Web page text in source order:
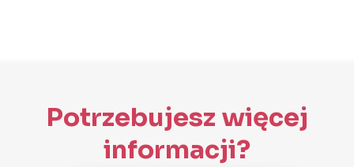
Potrzebujesz więcej
informacji?